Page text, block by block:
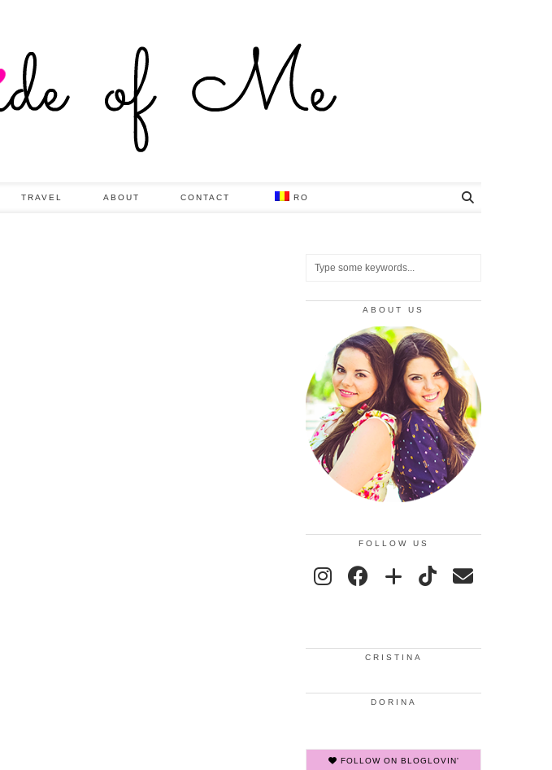
TRAVEL ABOUT CONTACT RO
ABOUT US
FOLLOW US
CRISTINA
DORINA
FOLLOW ON BLOGLOVIN'